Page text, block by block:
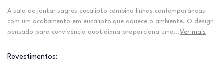
A sala de jantar sagres eucalipto combina linhas contemporâneas
com um acabamento em eucalipto que aquece o ambiente. O design
pensado para convivência quotidiana proporciona uma...Ver mais
Revestimentos: